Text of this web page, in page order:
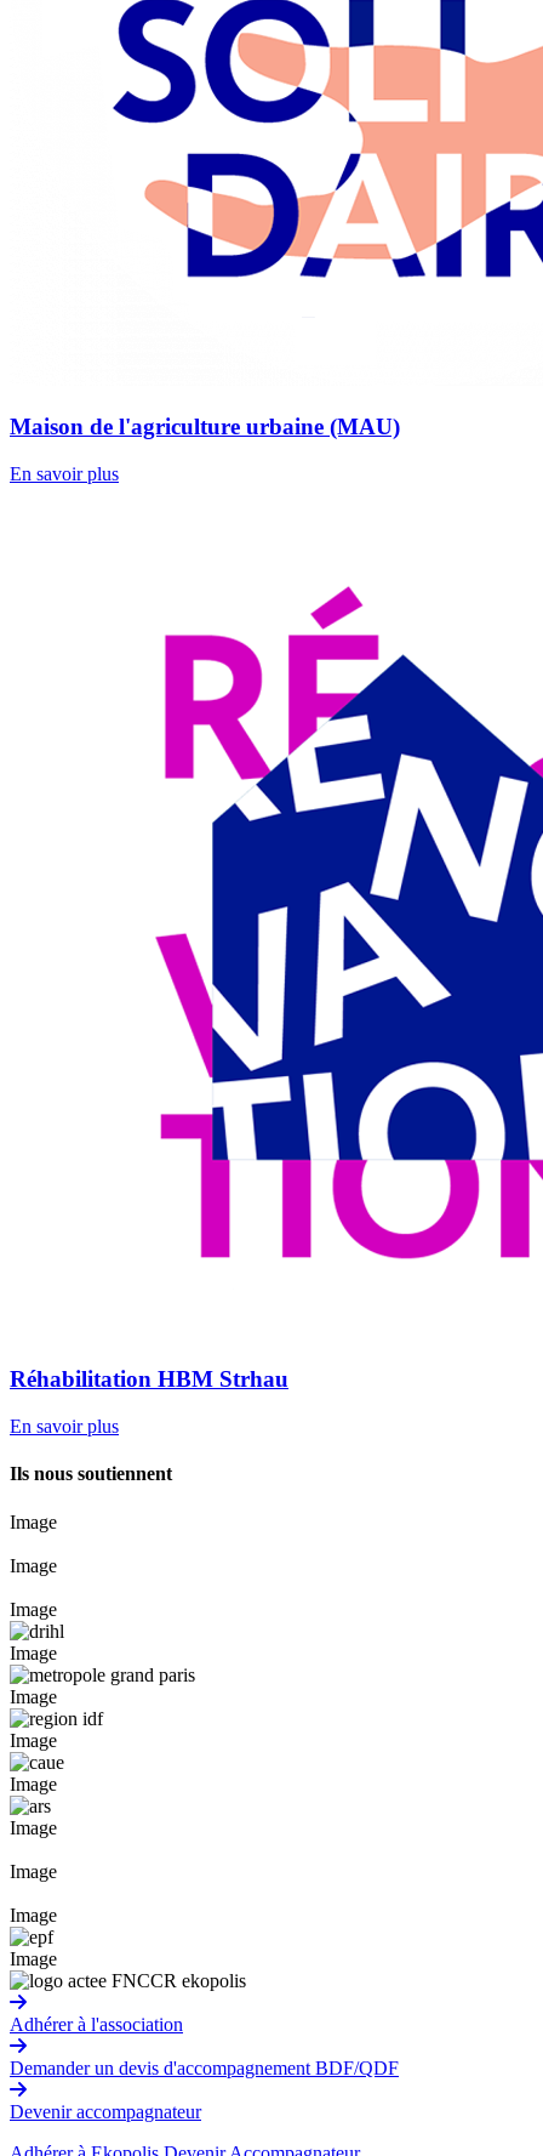
Maison de l'agriculture urbaine (MAU)
En savoir plus
Réhabilitation HBM Strhau
En savoir plus
Ils nous soutiennent
Image
Image
Image
Image
Image
Image
Image
Image
Image
Image
Image
Adhérer à l'association
Demander un devis d'accompagnement BDF/QDF
Devenir accompagnateur